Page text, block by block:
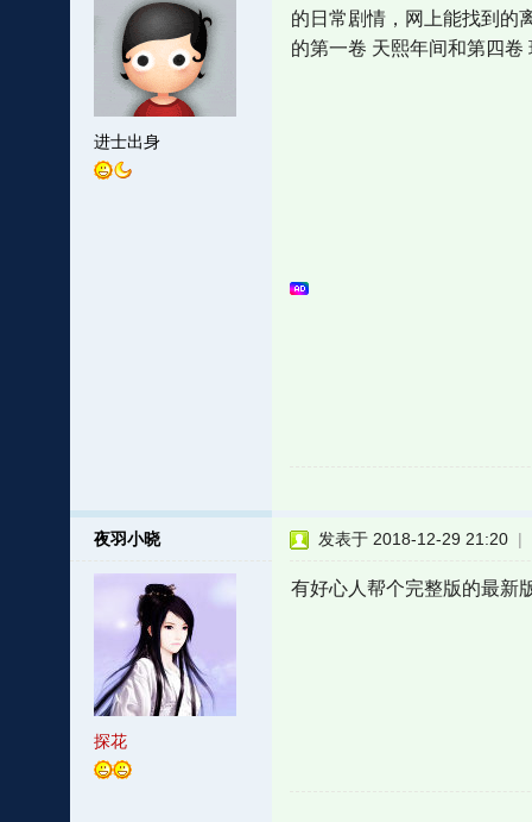
进士出身
的日常剧情，网上能找到的
的第一卷 天熙年间和第四
夜羽小晓
探花
发表于 2018-12-29 21:20 |
有好心人帮个完整版的最新